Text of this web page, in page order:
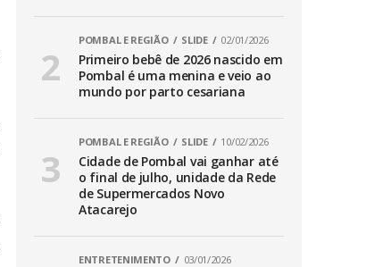
POMBAL E REGIÃO SLIDE 02/01/2026
Primeiro bebê de 2026 nascido em
Pombal é uma menina e veio ao
mundo por parto cesariana
POMBAL E REGIÃO SLIDE 10/02/2026
Cidade de Pombal vai ganhar até
o final de julho, unidade da Rede
de Supermercados Novo
Atacarejo
ENTRETENIMENTO 03/01/2026